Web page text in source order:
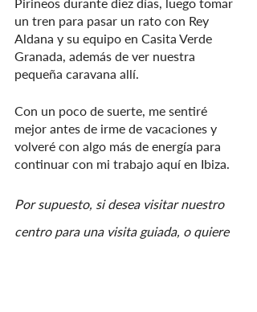
un tren para pasar un rato con Rey
Aldana y su equipo en Casita Verde
Granada, además de ver nuestra
pequeña caravana allí.
Con un poco de suerte, me sentiré
mejor antes de irme de vacaciones y
volveré con algo más de energía para
continuar con mi trabajo aquí en Ibiza.
Por supuesto, si desea visitar nuestro
centro para una visita guiada, o quiere